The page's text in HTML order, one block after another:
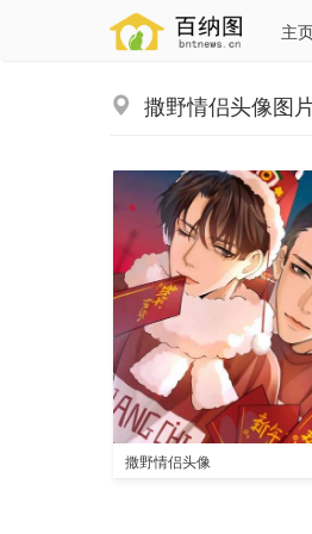
主
撒野情侣头像图
撒野情侣头像